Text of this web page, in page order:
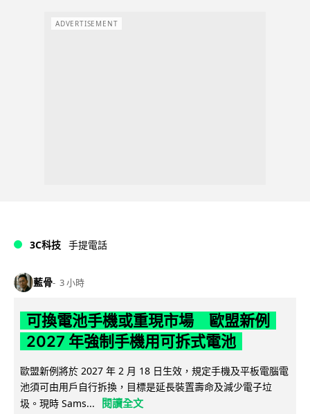
ADVERTISEMENT
3C科技 手提電話
藍骨 3 小時
可換電池手機或重現市場 歐盟新例
2027 年強制手機用可拆式電池
歐盟新例將於 2027 年 2 月 18 日生效，規定手機及平板電腦電
池須可由用戶自行拆換，目標是延長裝置壽命及減少電子垃
圾。現時 Sams...
閱讀全文